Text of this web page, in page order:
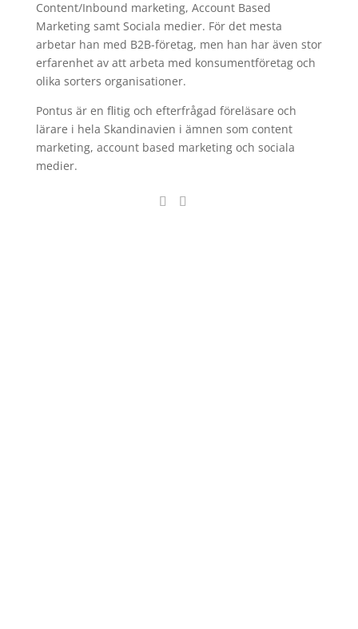
Content/Inbound marketing, Account Based
Marketing samt Sociala medier. För det mesta
arbetar han med B2B-företag, men han har även stor
erfarenhet av att arbeta med konsumentföretag och
olika sorters organisationer.
Pontus är en flitig och efterfrågad föreläsare och
lärare i hela Skandinavien i ämnen som content
marketing, account based marketing och sociala
medier.